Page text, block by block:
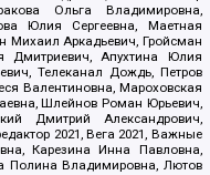
Ольга Владимировна,
Юлия Сергеевна, Маетная
Михаил Аркадьевич, Гройсман
Дмитриевич, Апухтина Юлия
Телеканал Дождь, Петров
Валентиновна, Мароховская
Шлейнов Роман Юрьевич,
Дмитрий Александрович,
2021, Вега 2021, Важные
Карезина Инна Павловна,
Полина Владимировна, Лютов